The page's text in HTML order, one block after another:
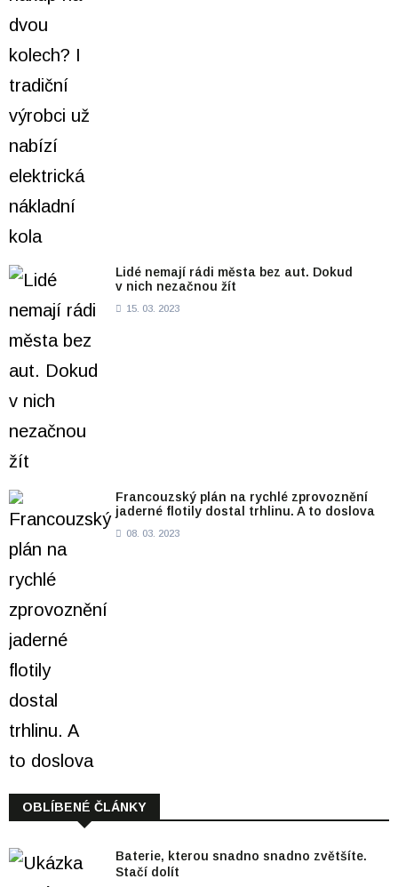
Lidé nemají rádi města bez aut. Dokud
v nich nezačnou žít
15. 03. 2023
Francouzský plán na rychlé zprovoznění
jaderné flotily dostal trhlinu. A to doslova
08. 03. 2023
OBLÍBENÉ ČLÁNKY
Baterie, kterou snadno snadno zvětšíte.
Stačí dolít